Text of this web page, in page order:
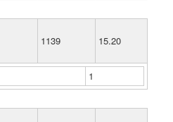
1139 15.20
1